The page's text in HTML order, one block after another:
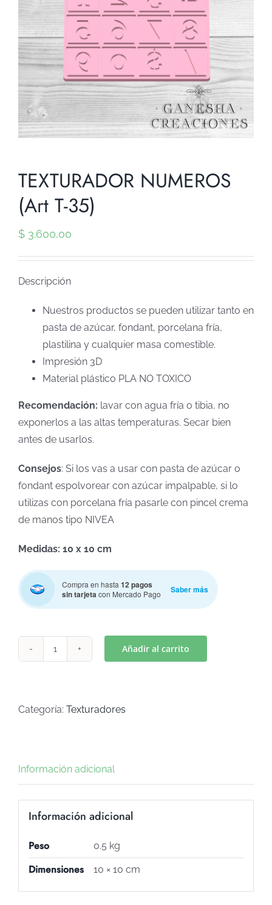
TEXTURADOR NUMEROS
(Art T-35)
$ 3.600,00
Descripción
Nuestros productos se pueden utilizar tanto en
pasta de azúcar, fondant, porcelana fría,
plastilina y cualquier masa comestible.
Impresión 3D
Material plástico PLA NO TOXICO
Recomendación: lavar con agua fría o tibia, no
exponerlos a las altas temperaturas. Secar bien
antes de usarlos.
Consejos: Si los vas a usar con pasta de azúcar o
fondant espolvorear con azúcar impalpable, si lo
utilizas con porcelana fría pasarle con pincel crema
de manos tipo NIVEA
Medidas: 10 x 10 cm
Compra en hasta 12 pagos
sin tarjetacon Mercado Pago Saber más
T-
Añadir al carrito
Categoría: Texturadores
Información adicional
Información adicional
Peso 0.5 kg
Dimensiones 10 × 10 cm